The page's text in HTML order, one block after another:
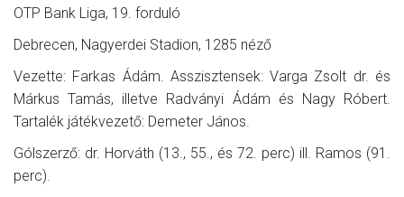
OTP Bank Liga, 19. forduló
Debrecen, Nagyerdei Stadion, 1285 néző
Vezette: Farkas Ádám. Asszisztensek: Varga Zsolt dr. és
Márkus Tamás, illetve Radványi Ádám és Nagy Róbert.
Tartalék játékvezető: Demeter János.
Gólszerző: dr. Horváth (13., 55., és 72. perc) ill. Ramos (91.
perc).